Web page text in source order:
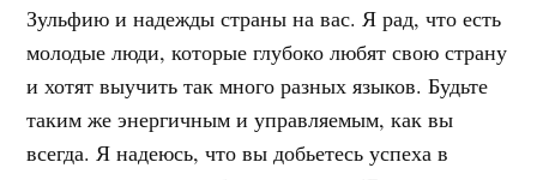
Зульфию и надежды страны на вас. Я рад, что есть
молодые люди, которые глубоко любят свою страну
и хотят выучить так много разных языков. Будьте
таким же энергичным и управляемым, как вы
всегда. Я надеюсь, что вы добьетесь успеха в